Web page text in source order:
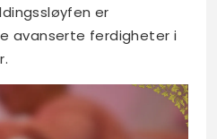
er
avanserte ferdigheter i